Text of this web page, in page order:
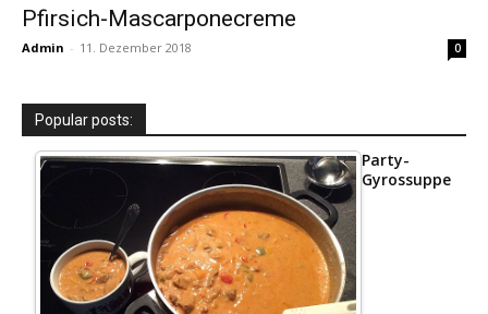
Pfirsich-Mascarponecreme
Admin - 11. Dezember 2018 0
Popular posts:
Party-
Gyrossuppe